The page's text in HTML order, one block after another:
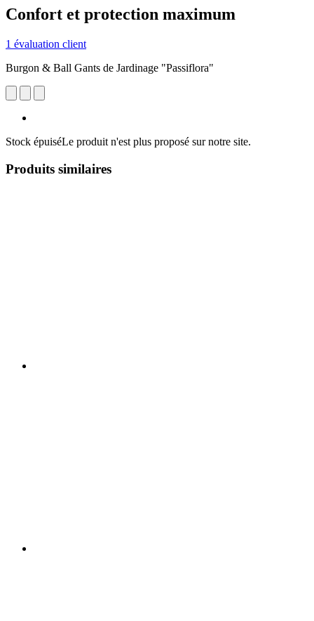
Confort et protection maximum
1 évaluation client
Burgon & Ball Gants de Jardinage "Passiflora"
Stock épuiséLe produit n'est plus proposé sur notre site.
Produits similaires